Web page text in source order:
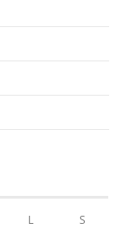
L S